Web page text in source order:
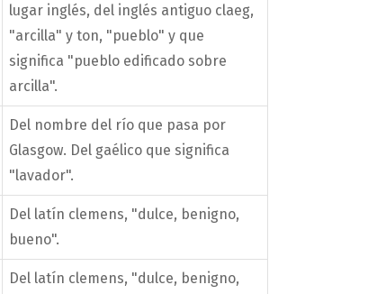
lugar inglés, del inglés antiguo claeg,
"arcilla" y ton, "pueblo" y que
significa "pueblo edificado sobre
arcilla".
Del nombre del río que pasa por
Glasgow. Del gaélico que significa
"lavador".
Del latín clemens, "dulce, benigno,
bueno".
Del latín clemens, "dulce, benigno,